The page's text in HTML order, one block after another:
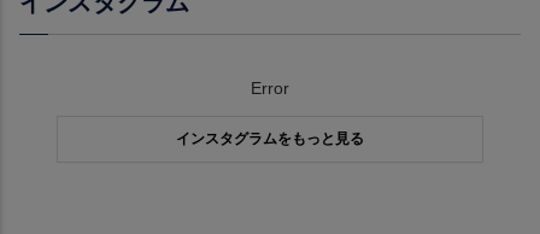
Error
インスタグラムをもっと見る